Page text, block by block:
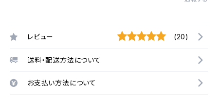
レビュー (20)
送料・配送方法について
お支払い方法について